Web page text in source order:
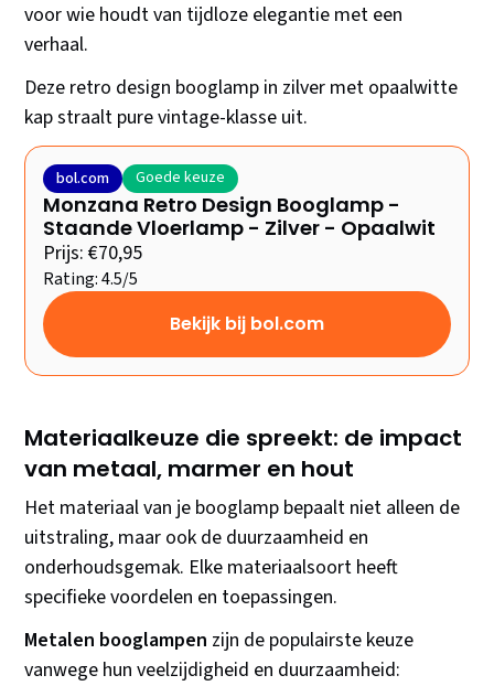
voor wie houdt van tijdloze elegantie met een
verhaal.
Deze retro design booglamp in zilver met opaalwitte
kap straalt pure vintage-klasse uit.
bol.com Goede keuze
Monzana Retro Design Booglamp -
Staande Vloerlamp - Zilver - Opaalwit
Prijs: €70,95
Rating: 4.5/5
Bekijk bij bol.com
Materiaalkeuze die spreekt: de impact
van metaal, marmer en hout
Het materiaal van je booglamp bepaalt niet alleen de
uitstraling, maar ook de duurzaamheid en
onderhoudsgemak. Elke materiaalsoort heeft
specifieke voordelen en toepassingen.
Metalen booglampen zijn de populairste keuze
vanwege hun veelzijdigheid en duurzaamheid: